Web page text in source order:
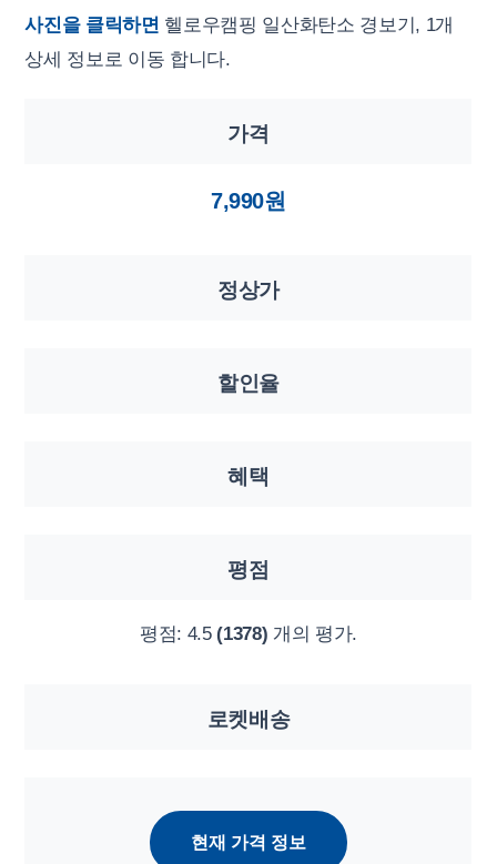
사진을 클릭하면 헬로우캠핑 일산화탄소 경보기, 1개
상세 정보로 이동 합니다.
가격
7,990원
정상가
할인율
혜택
평점
평점: 4.5 (1378) 개의 평가.
로켓배송
현재 가격 정보